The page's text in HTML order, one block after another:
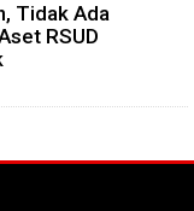
Tidak Ada
RSUD